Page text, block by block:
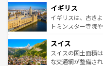
いる。シャンパン
香り高いラベンダ
らに、パリ以外の
れる地方に足を運
きるだ
を参照してほしい。
顔を持つこの国は
ルリンの文化的活
してライン川沿い
は、お酒好きな人にはぜ
ドイツ情報はコン
イギリス
イギリスは、古き
トミンスター寺院
リアごとに異なる
ティー、ビール好
戦など、本場だか
スイス
スイスの国土面積
な交通網が整備さ